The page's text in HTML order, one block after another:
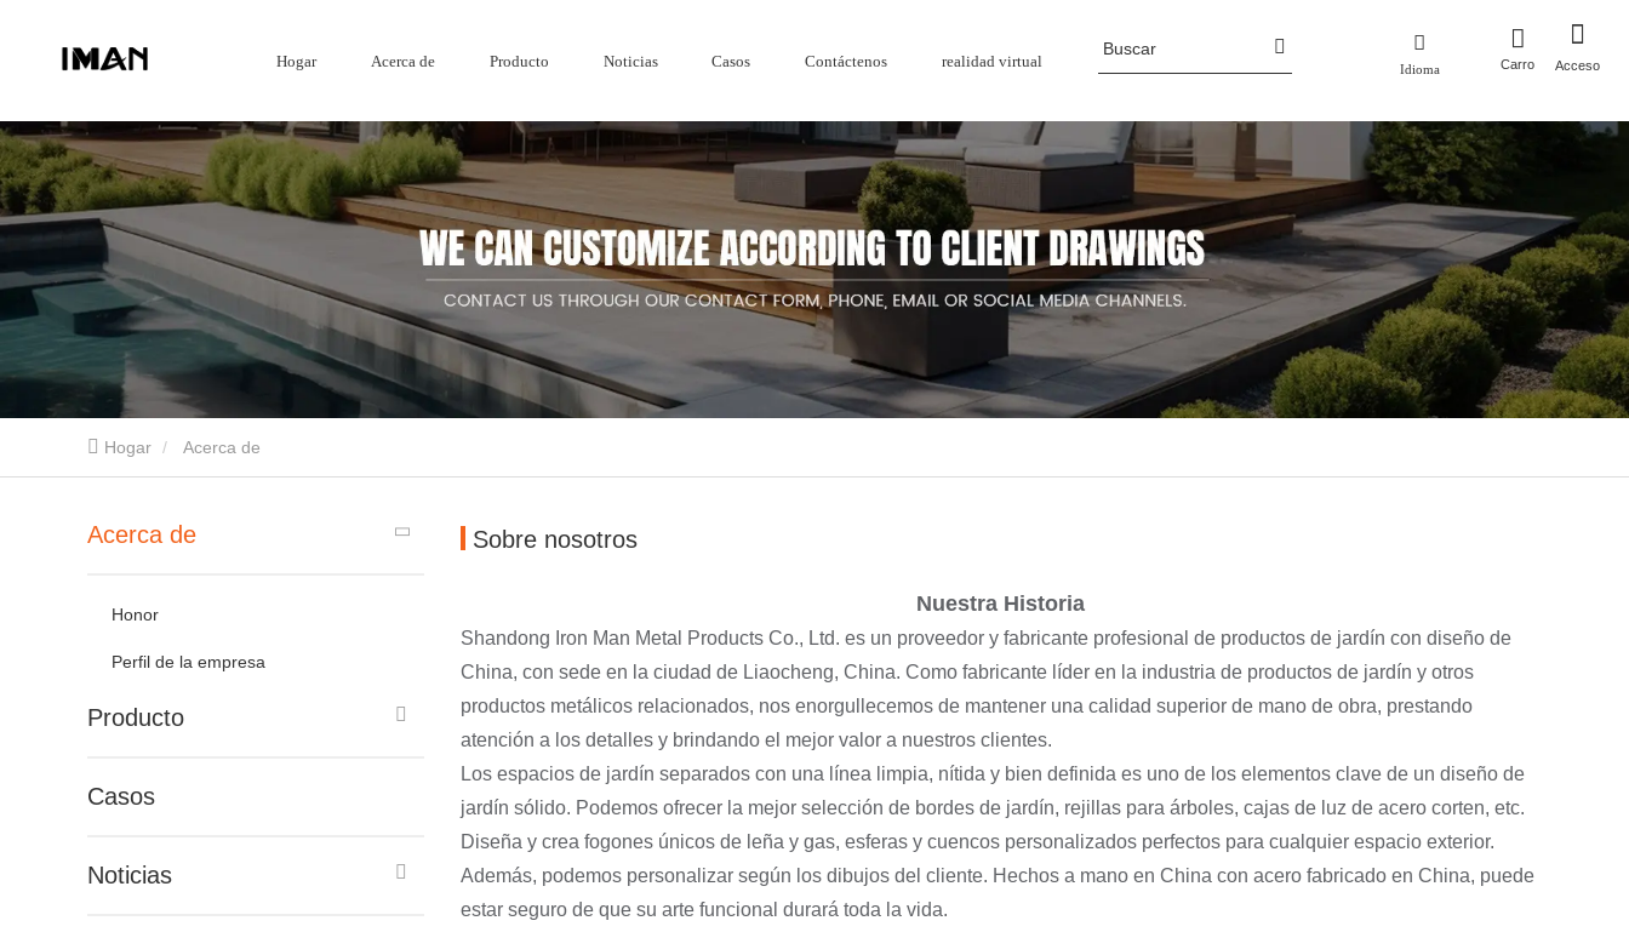
Hogar Acerca de Producto Noticias Casos Contáctenos realidad virtual Idioma Carro Acceso
China y fabricante, con sede en la ciudad de LiaoCheng, China. Como fabricante líder en la industria de productos
Perfil de la empresa
Mamparas de jardín
Pantalla de acero corten
Serie de madera y plástico.
Cercado compuesto
Cercado de pantalla de privacidad de madera
Reja de metal
Cercado de acero corten
Macetas
Macetas de aluminio
Shandong Iron Man Metal Products Co., Ltd. es un proveedor profesional de productos de jardín de diseño de
China y fabricante, con sede en la ciudad de LiaoCheng, China. Como fabricante líder en la industria de productos
Noticias de la empresa Noticias de la industria
Hogar Acerca de
Acerca de
Honor
Perfil de la empresa
Producto
Casos
Noticias
Sobre nosotros
Nuestra Historia
Shandong Iron Man Metal Products Co., Ltd. es un proveedor y fabricante profesional de productos de jardín con diseño de
China, con sede en la ciudad de Liaocheng, China. Como fabricante líder en la industria de productos de jardín y otros
productos metálicos relacionados, nos enorgullecemos de mantener una calidad superior de mano de obra, prestando
atención a los detalles y brindando el mejor valor a nuestros clientes.
Los espacios de jardín separados con una línea limpia, nítida y bien definida es uno de los elementos clave de un diseño de
jardín sólido. Podemos ofrecer la mejor selección de bordes de jardín, rejillas para árboles, cajas de luz de acero corten, etc.
Diseña y crea fogones únicos de leña y gas, esferas y cuencos personalizados perfectos para cualquier espacio exterior.
Además, podemos personalizar según los dibujos del cliente. Hechos a mano en China con acero fabricado en China, puede
estar seguro de que su arte funcional durará toda la vida.